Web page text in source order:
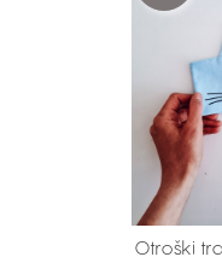
Otroški